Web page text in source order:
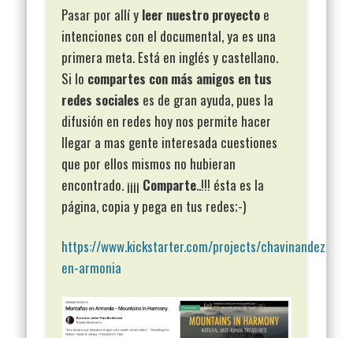
Pasar por allí y leer nuestro proyecto e
intenciones con el documental, ya es una
primera meta. Está en inglés y castellano.
Si lo compartes con más amigos en tus
redes sociales es de gran ayuda, pues la
difusión en redes hoy nos permite hacer
llegar a mas gente interesada cuestiones
que por ellos mismos no hubieran
encontrado. ¡¡¡¡ Comparte..!!! ésta es la
página, copia y pega en tus redes;-)
https://www.kickstarter.com/projects/chavinandez/
en-armonia